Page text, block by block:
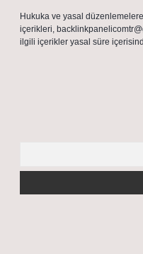
Hukuka ve yasal
içerikleri,
ilgili içerikler yasal süre